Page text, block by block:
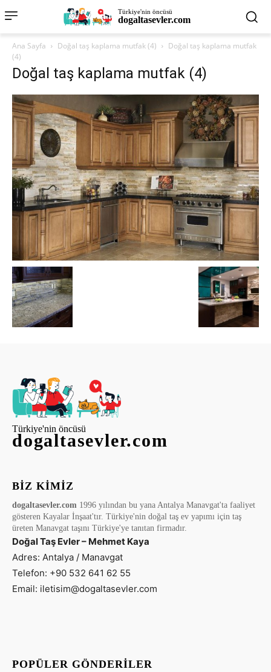
Türkiye'nin öncüsü
dogaltasevler.com
Ana Sayfa Doğal taş kaplama mutfak (4)
Doğal taş kaplama mutfak
(4)
Doğal taş kaplama mutfak (4)
Türkiye'nin öncüsü
dogaltasevler.com
BIZ KIMIZ
dogaltasevler.com 1996 yılından bu yana Antalya Manavgat'ta faaliyet
gösteren Kayalar İnşaat'tır. Türkiye'nin doğal taş ev yapımı için taş
üreten Manavgat taşını Türkiye'ye tanıtan firmadır.
Doğal Taş Evler – Mehmet Kaya
Adres: Antalya / Manavgat
Telefon: +90 532 641 62 55
Email: iletisim@dogaltasevler.com
POPÜLER GÖNDERILER